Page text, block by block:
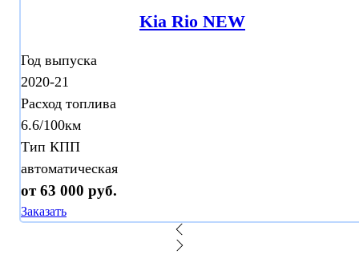
Kia Rio NEW
Год выпуска
2020-21
Расход топлива
6.6/100км
Тип КПП
автоматическая
от 63 000 руб.
Заказать